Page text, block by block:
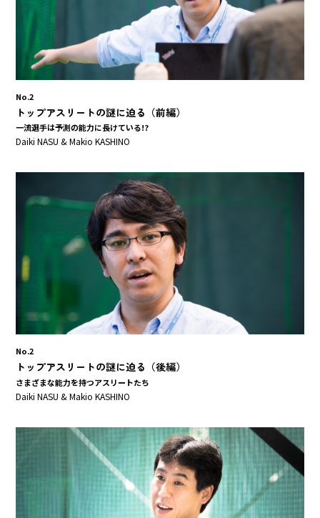
No.2
トップアスリートの謎に迫る（前編）
一流選手は予測の能力に長けている!?
Daiki NASU & Makio KASHINO
No.2
トップアスリートの謎に迫る（後編）
さまざまな能力を持つアスリートたち
Daiki NASU & Makio KASHINO